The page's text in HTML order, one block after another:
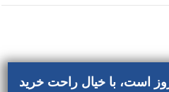
است، با خیال راحت خرید